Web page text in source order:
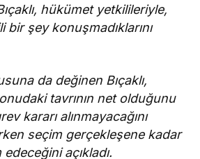
hükümet yetkilileriyle,
bir şey konuşmadıklarını
da değinen Bıçaklı,
tavrının net olduğunu
kararı alınmayacağını
seçim gerçekleşene kadar
açıkladı.